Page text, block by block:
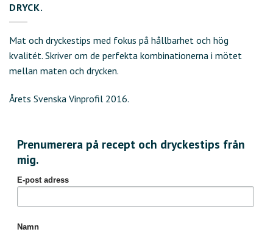
DRYCK.
Mat och dryckestips med fokus på hållbarhet och hög
kvalitét. Skriver om de perfekta kombinationerna i mötet
mellan maten och drycken.
Årets Svenska Vinprofil 2016.
Prenumerera på recept och dryckestips från
mig.
E-post adress
Namn